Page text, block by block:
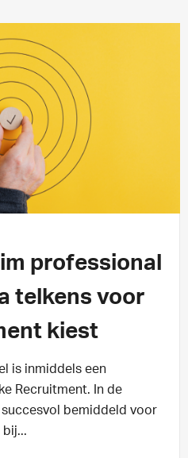
professional
telkens voor
kiest
is inmiddels een
Recruitment. In de
bemiddeld voor